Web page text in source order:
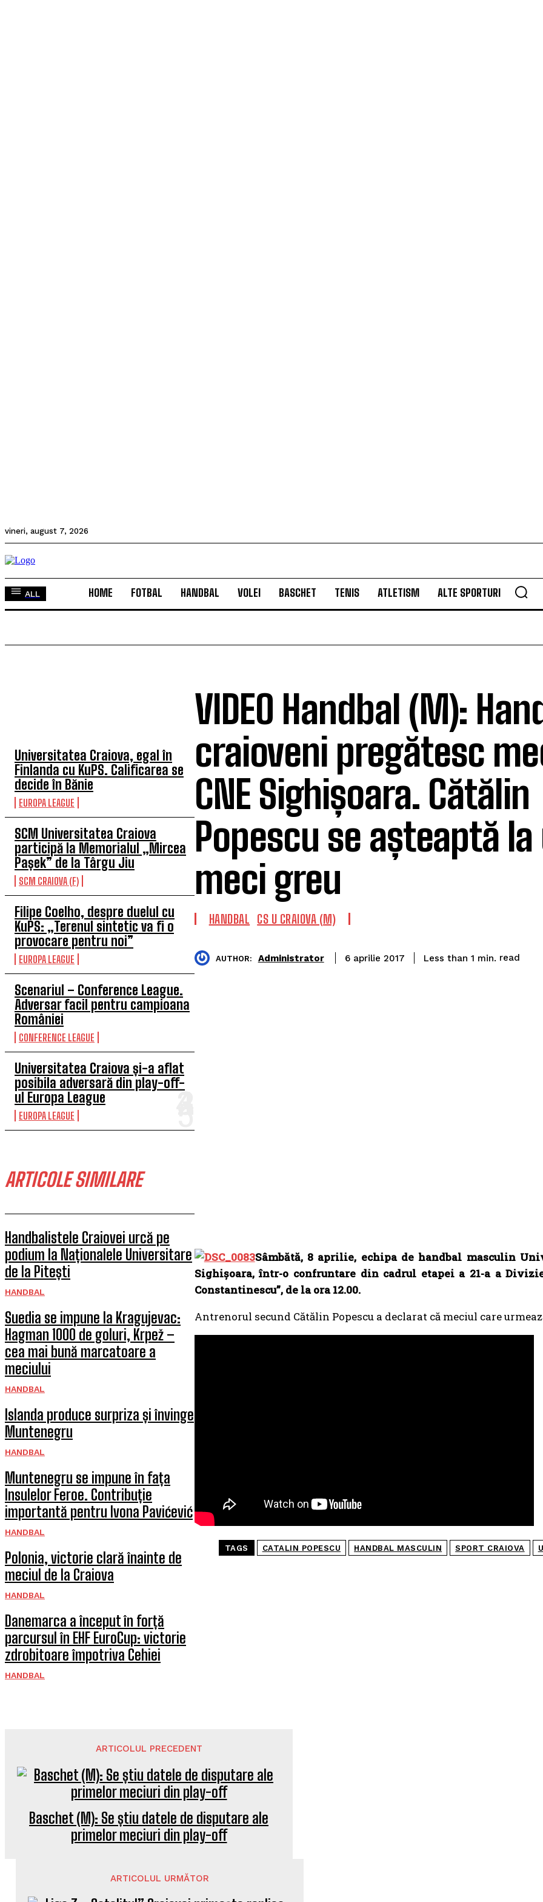
vineri, august 7, 2026
ALL HOME FOTBAL HANDBAL VOLEI BASCHET TENIS ATLETISM ALTE SPORTURI
Universitatea Craiova, egal în
Finlanda cu KuPS. Calificarea se
decide în Bănie
EUROPA LEAGUE
SCM Universitatea Craiova
participă la Memorialul „Mircea
Pașek” de la Târgu Jiu
SCM CRAIOVA (F)
Filipe Coelho, despre duelul cu
KuPS: „Terenul sintetic va fi o
provocare pentru noi”
EUROPA LEAGUE
Scenariul – Conference League.
Adversar facil pentru campioana
României
CONFERENCE LEAGUE
Universitatea Craiova și-a aflat
posibila adversară din play-off-
ul Europa League
EUROPA LEAGUE
ARTICOLE SIMILARE
Handbalistele Craiovei urcă pe
podium la Naționalele Universitare
de la Pitești
HANDBAL
Suedia se impune la Kragujevac:
Hagman 1000 de goluri, Krpež –
cea mai bună marcatoare a
meciului
HANDBAL
Islanda produce surpriza și învinge
Muntenegru
HANDBAL
Muntenegru se impune în fața
Insulelor Feroe. Contribuție
importantă pentru Ivona Pavićević
HANDBAL
Polonia, victorie clară înainte de
meciul de la Craiova
HANDBAL
Danemarca a început în forță
parcursul în EHF EuroCup: victorie
zdrobitoare împotriva Cehiei
HANDBAL
VIDEO Handbal (M):
craioveni pregătesc
CNE Sighișoara. Cătălin
Popescu se așteaptă la
meci greu
HANDBAL CS U CRAIOVA (M)
AUTHOR: Administrator 6 aprilie 2017 Less than 1 min. read
Sâmbătă, 8 aprilie, echipa de handbal masculin
Sighișoara, într-o confruntare din cadrul etapei a 21-a a
Constantinescu”, de la ora 12.00.
Antrenorul secund Cătălin Popescu a declarat că meciul care
TAGS CATALIN POPESCU HANDBAL MASCULIN SPORT CRAIOVA
ARTICOLUL PRECEDENT
Baschet (M): Se știu datele de disputare ale
primelor meciuri din play-off
ARTICOLUL URMĂTOR